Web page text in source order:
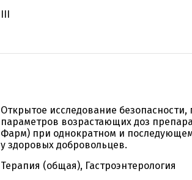
III
Открытое исследование
параметров возрастающих доз
Фарм) при однократном и
у здоровых добровольцев.
Терапия (общая), Гастроэнтерология